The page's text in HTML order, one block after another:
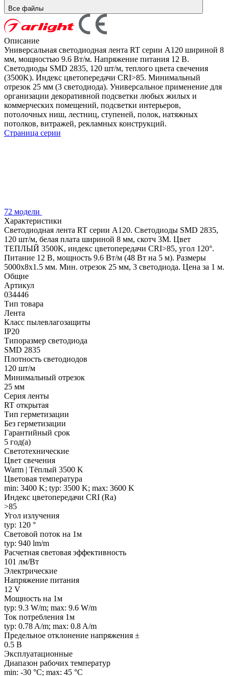
Все файлы
Описание
Универсальная светодиодная лента RT серии A120 шириной 8
мм, мощностью 9.6 Вт/м. Напряжение питания 12 В.
Светодиоды SMD 2835, 120 шт/м, теплого цвета свечения
(3500K). Индекс цветопередачи CRI>85. Минимальный
отрезок 25 мм (3 светодиода). Универсальное применение для
организации декоративной подсветки любых жилых и
коммерческих помещений, подсветки интерьеров,
потолочных ниш, лестниц, ступеней, полок, натяжных
потолков, витражей, рекламных конструкций.
Страница серии
72 модели
Характеристики
Светодиодная лента RT серии A120. Светодиоды SMD 2835,
120 шт/м, белая плата шириной 8 мм, скотч 3M. Цвет
ТЕПЛЫЙ 3500K, индекс цветопередачи CRI>85, угол 120°.
Питание 12 В, мощность 9.6 Вт/м (48 Вт на 5 м). Размеры
5000x8x1.5 мм. Мин. отрезок 25 мм, 3 светодиода. Цена за 1 м.
Общие
Артикул
034446
Тип товара
Лента
Класс пылевлагозащиты
IP20
Типоразмер светодиода
SMD 2835
Плотность светодиодов
120 шт/м
Минимальный отрезок
25 мм
Серия ленты
RT открытая
Тип герметизации
Без герметизации
Гарантийный срок
5 год(а)
Светотехнические
Цвет свечения
Warm | Тёплый 3500 K
Цветовая температура
min: 3400 K; typ: 3500 K; max: 3600 K
Индекс цветопередачи CRI (Ra)
>85
Угол излучения
typ: 120 °
Световой поток на 1м
typ: 940 lm/m
Расчетная световая эффективность
101 лм/Вт
Электрические
Напряжение питания
12 V
Мощность на 1м
typ: 9.3 W/m; max: 9.6 W/m
Ток потребления 1м
typ: 0.78 A/m; max: 0.8 A/m
Предельное отклонение напряжения ±
0.5 В
Эксплуатационные
Диапазон рабочих температур
min: -30 °C; max: 45 °C